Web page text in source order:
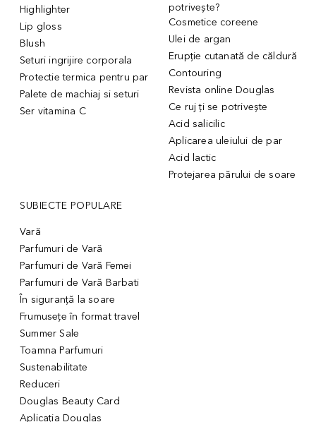
Highlighter
Lip gloss
Blush
Seturi ingrijire corporala
Protectie termica pentru par
Palete de machiaj si seturi
Ser vitamina C
potrivește?
Cosmetice coreene
Ulei de argan
Erupție cutanată de căldură
Contouring
Revista online Douglas
Ce ruj ți se potrivește
Acid salicilic
Aplicarea uleiului de par
Acid lactic
Protejarea părului de soare
SUBIECTE POPULARE
Vară
Parfumuri de Vară
Parfumuri de Vară Femei
Parfumuri de Vară Barbati
În siguranță la soare
Frumusețe în format travel
Summer Sale
Toamna Parfumuri
Sustenabilitate
Reduceri
Douglas Beauty Card
Aplicația Douglas